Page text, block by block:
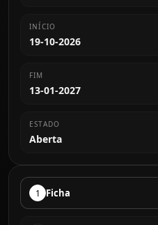
INÍCIO
19-10-2026
FIM
13-01-2027
ESTADO
Aberta
1 Ficha